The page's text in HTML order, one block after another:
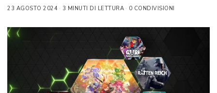
23 AGOSTO 2024 3 MINUTI DI LETTURA 0 CONDIVISIONI